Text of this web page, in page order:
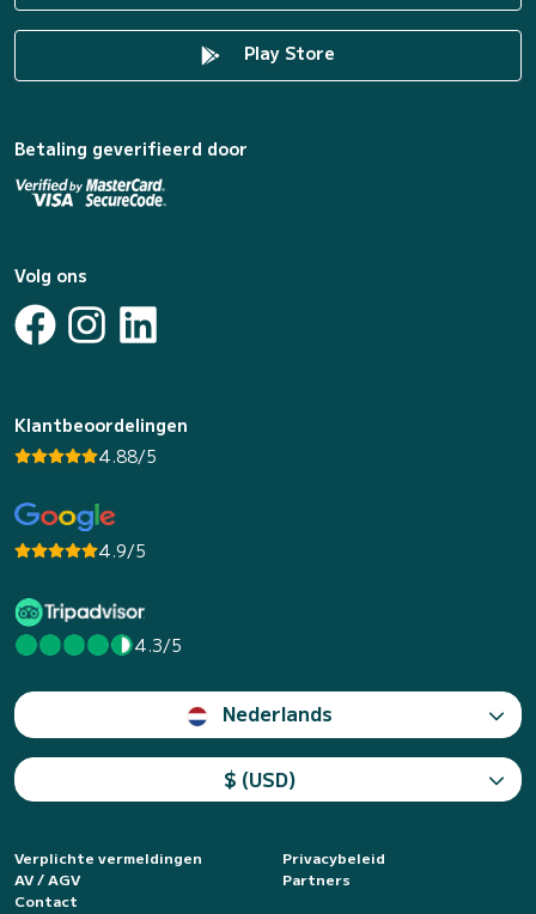
Play Store
Betaling geverifieerd door
Volg ons
Klantbeoordelingen
4.88/5
4.9/5
4.3/5
Nederlands
$ (USD)
Verplichte vermeldingen
Privacybeleid
AV / AGV
Partners
Contact